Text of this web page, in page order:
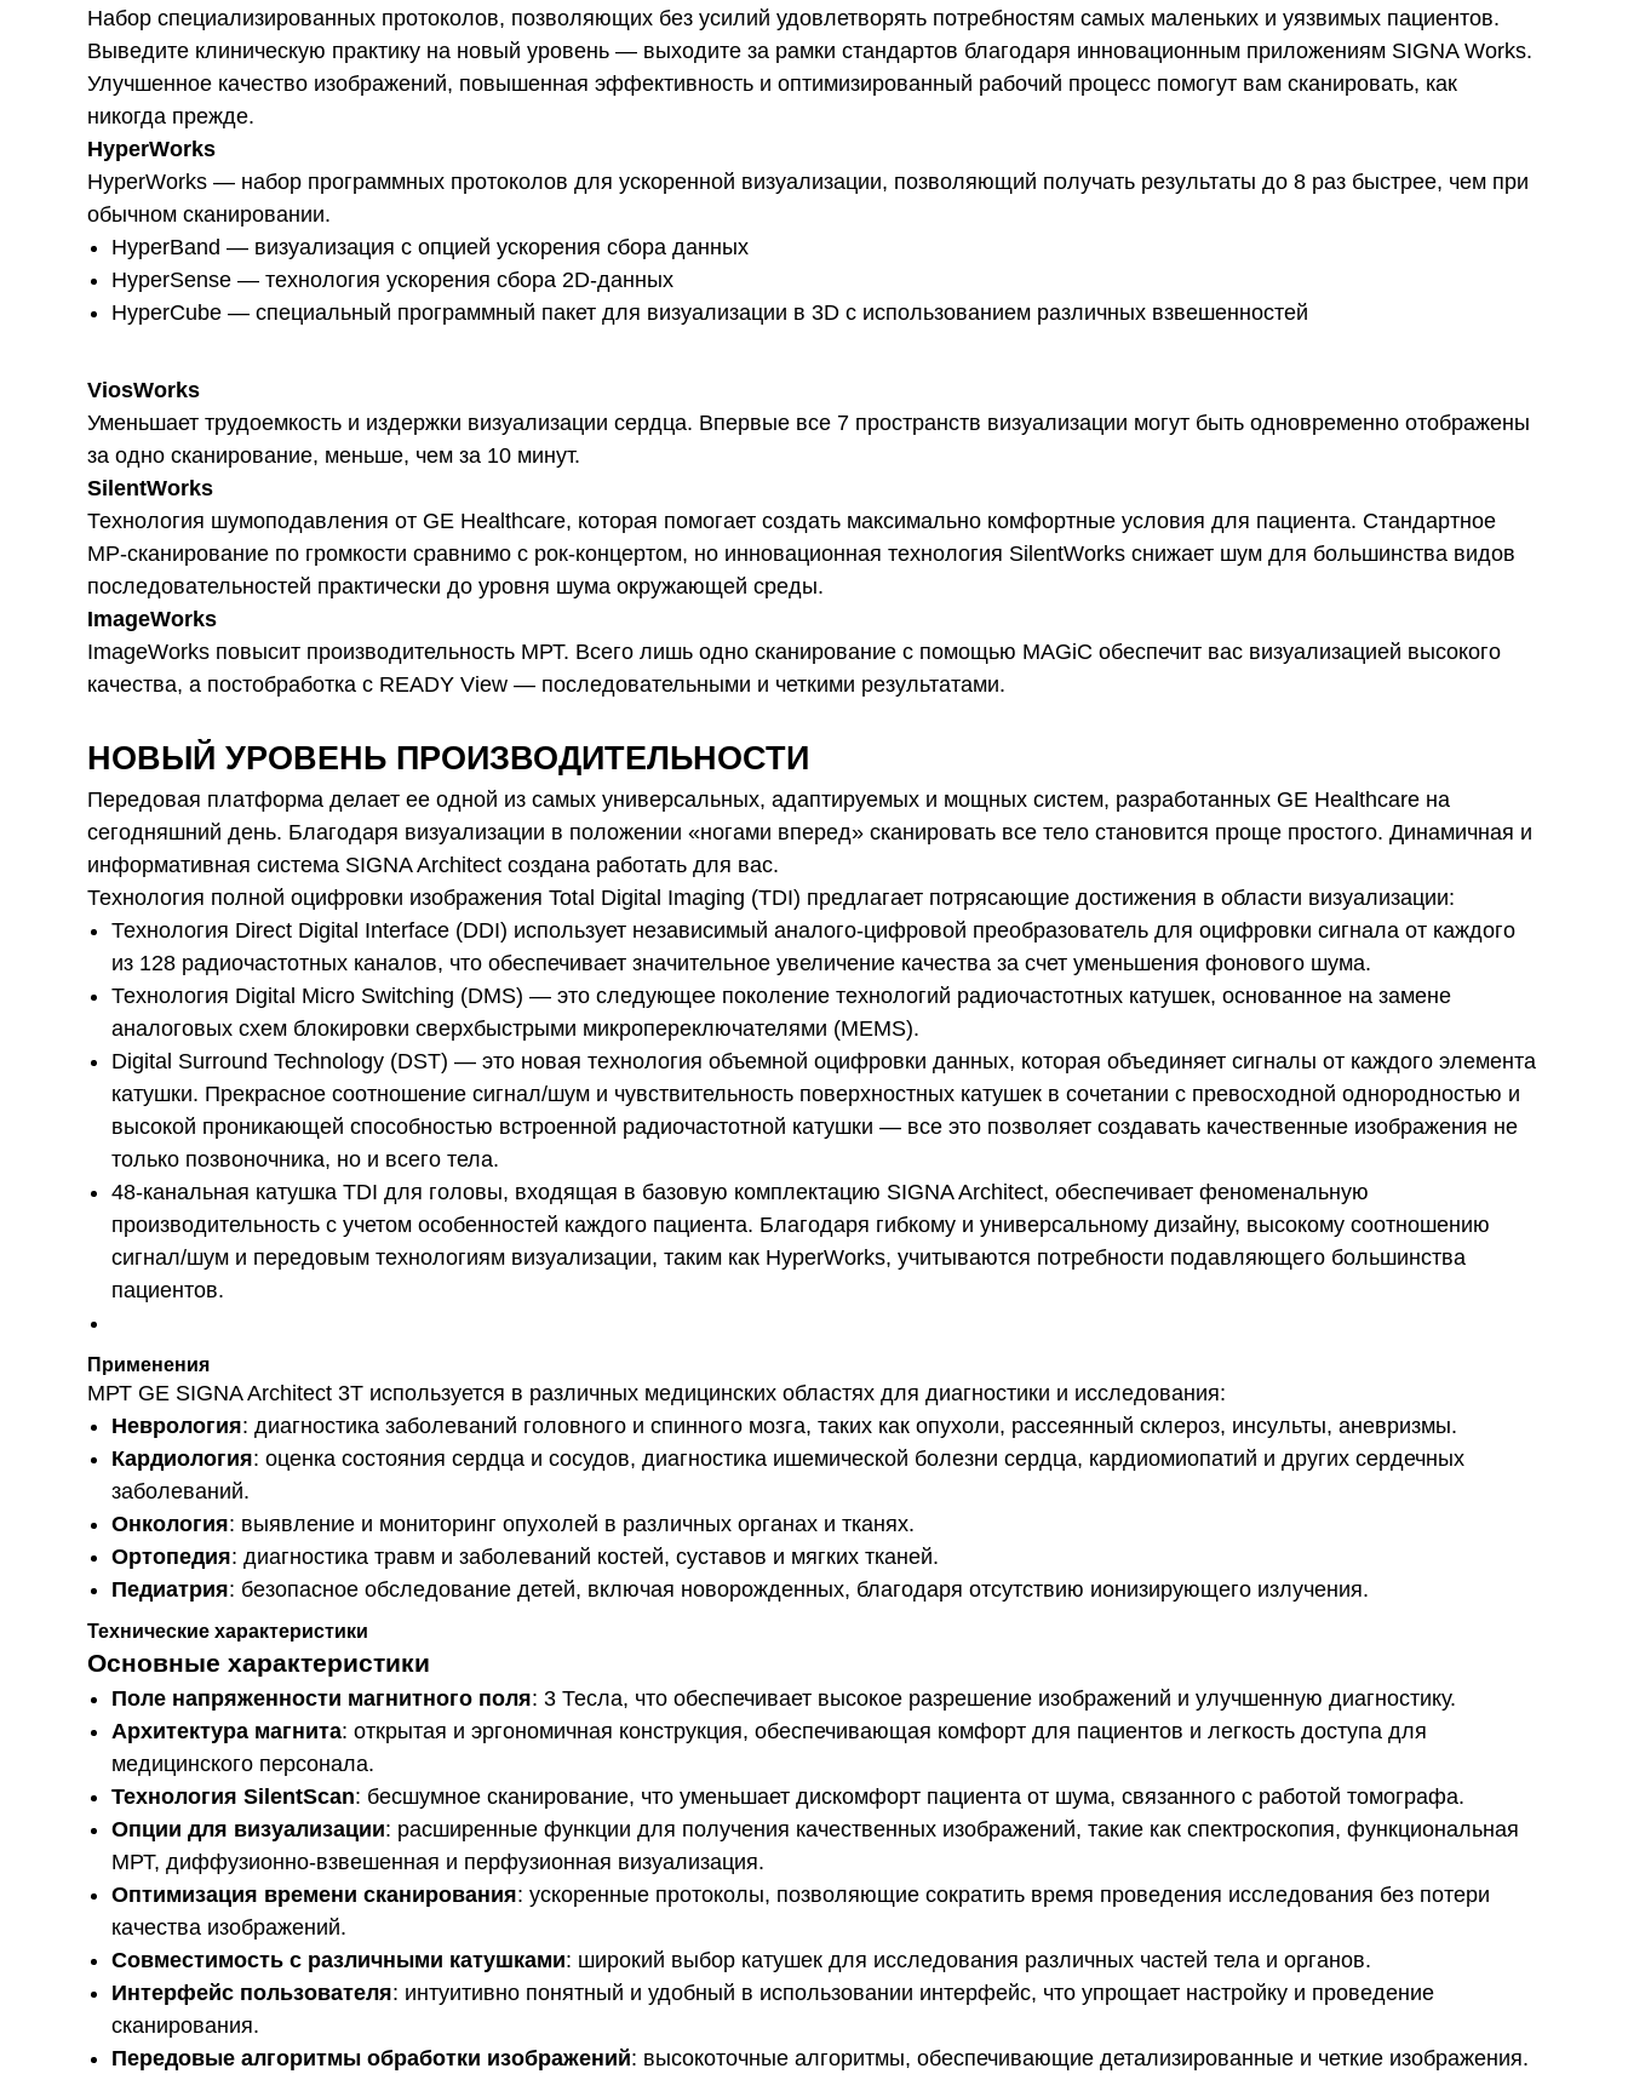
Набор специализированных протоколов, позволяющих без усилий удовлетворять потребностям самых маленьких и уязвимых пациентов.
Выведите клиническую практику на новый уровень — выходите за рамки стандартов благодаря инновационным приложениям SIGNA Works.
Улучшенное качество изображений, повышенная эффективность и оптимизированный рабочий процесс помогут вам сканировать, как
никогда прежде.
HyperWorks
HyperWorks — набор программных протоколов для ускоренной визуализации, позволяющий получать результаты до 8 раз быстрее, чем при
обычном сканировании.
HyperBand — визуализация с опцией ускорения сбора данных
HyperSense — технология ускорения сбора 2D-данных
HyperCube — специальный программный пакет для визуализации в 3D с использованием различных взвешенностей
ViosWorks
Уменьшает трудоемкость и издержки визуализации сердца. Впервые все 7 пространств визуализации могут быть одновременно отображены
за одно сканирование, меньше, чем за 10 минут.
SilentWorks
Технология шумоподавления от GE Healthcare, которая помогает создать максимально комфортные условия для пациента. Стандартное
МР-сканирование по громкости сравнимо с рок-концертом, но инновационная технология SilentWorks снижает шум для большинства видов
последовательностей практически до уровня шума окружающей среды.
ImageWorks
ImageWorks повысит производительность МРТ. Всего лишь одно сканирование с помощью MAGiC обеспечит вас визуализацией высокого
качества, а постобработка с READY View — последовательными и четкими результатами.
НОВЫЙ УРОВЕНЬ ПРОИЗВОДИТЕЛЬНОСТИ
Передовая платформа делает ее одной из самых универсальных, адаптируемых и мощных систем, разработанных GE Healthcare на
сегодняшний день. Благодаря визуализации в положении «ногами вперед» сканировать все тело становится проще простого. Динамичная и
информативная система SIGNA Architect создана работать для вас.
Технология полной оцифровки изображения Total Digital Imaging (TDI) предлагает потрясающие достижения в области визуализации:
Технология Direct Digital Interface (DDI) использует независимый аналого-цифровой преобразователь для оцифровки сигнала от каждого
из 128 радиочастотных каналов, что обеспечивает значительное увеличение качества за счет уменьшения фонового шума.
Технология Digital Micro Switching (DMS) — это следующее поколение технологий радиочастотных катушек, основанное на замене
аналоговых схем блокировки сверхбыстрыми микропереключателями (MEMS).
Digital Surround Technology (DST) — это новая технология объемной оцифровки данных, которая объединяет сигналы от каждого элемента
катушки. Прекрасное соотношение сигнал/шум и чувствительность поверхностных катушек в сочетании с превосходной однородностью и
высокой проникающей способностью встроенной радиочастотной катушки — все это позволяет создавать качественные изображения не
только позвоночника, но и всего тела.
48-канальная катушка TDI для головы, входящая в базовую комплектацию SIGNA Architect, обеспечивает феноменальную
производительность с учетом особенностей каждого пациента. Благодаря гибкому и универсальному дизайну, высокому соотношению
сигнал/шум и передовым технологиям визуализации, таким как HyperWorks, учитываются потребности подавляющего большинства
пациентов.
Применения
МРТ GE SIGNA Architect 3T используется в различных медицинских областях для диагностики и исследования:
Неврология: диагностика заболеваний головного и спинного мозга, таких как опухоли, рассеянный склероз, инсульты, аневризмы.
Кардиология: оценка состояния сердца и сосудов, диагностика ишемической болезни сердца, кардиомиопатий и других сердечных
заболеваний.
Онкология: выявление и мониторинг опухолей в различных органах и тканях.
Ортопедия: диагностика травм и заболеваний костей, суставов и мягких тканей.
Педиатрия: безопасное обследование детей, включая новорожденных, благодаря отсутствию ионизирующего излучения.
Технические характеристики
Основные характеристики
Поле напряженности магнитного поля: 3 Тесла, что обеспечивает высокое разрешение изображений и улучшенную диагностику.
Архитектура магнита: открытая и эргономичная конструкция, обеспечивающая комфорт для пациентов и легкость доступа для
медицинского персонала.
Технология SilentScan: бесшумное сканирование, что уменьшает дискомфорт пациента от шума, связанного с работой томографа.
Опции для визуализации: расширенные функции для получения качественных изображений, такие как спектроскопия, функциональная
МРТ, диффузионно-взвешенная и перфузионная визуализация.
Оптимизация времени сканирования: ускоренные протоколы, позволяющие сократить время проведения исследования без потери
качества изображений.
Совместимость с различными катушками: широкий выбор катушек для исследования различных частей тела и органов.
Интерфейс пользователя: интуитивно понятный и удобный в использовании интерфейс, что упрощает настройку и проведение
сканирования.
Передовые алгоритмы обработки изображений: высокоточные алгоритмы, обеспечивающие детализированные и четкие изображения.